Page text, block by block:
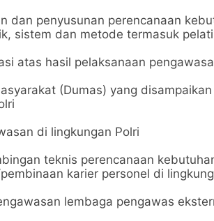
dan penyusunan perencanaan
sistem dan metode termasuk
atas hasil pelaksanaan
(Dumas) yang
di lingkungan Polri
teknis perencanaan
karier personel di
lembaga pengawas